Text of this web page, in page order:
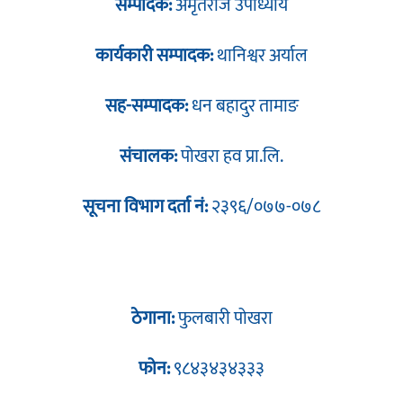
कार्यकारी सम्पादक:थानिश्वर अर्याल
सह-सम्पादक:धन बहादुर तामाङ
संचालक:पोखरा हव प्रा.लि.
सूचना विभाग दर्ता नं:२३९६/०७७-०७८
ठेगाना:फुलबारी पोखरा
फोन:९८४३४३४३३३